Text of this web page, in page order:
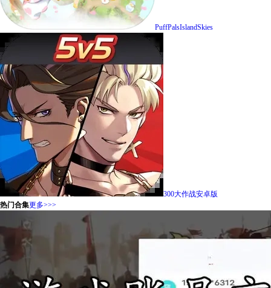
PuffPalsIslandSkies
300大作战安卓版
热门合集更多>>>